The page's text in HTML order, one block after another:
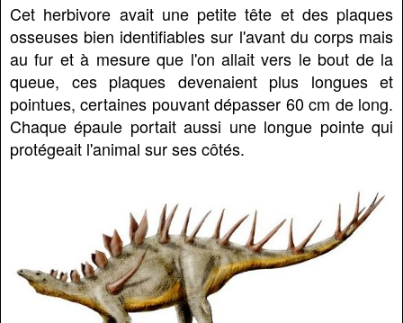
Cet herbivore avait une petite tête et des plaques
osseuses bien identifiables sur l'avant du corps mais
au fur et à mesure que l'on allait vers le bout de la
queue, ces plaques devenaient plus longues et
pointues, certaines pouvant dépasser 60 cm de long.
Chaque épaule portait aussi une longue pointe qui
protégeait l'animal sur ses côtés.